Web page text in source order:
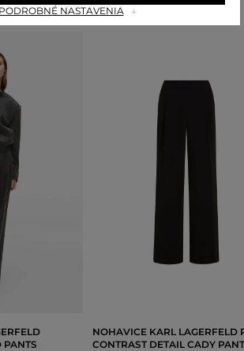
PANTS
NOHAVICE KARL LAGERFELD
CONTRAST DETAIL CADY
PODROBNÉ NASTAVENIA